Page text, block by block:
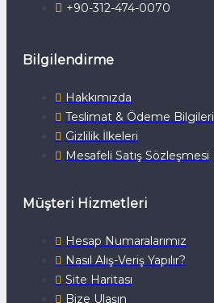
+90-312-474-0070
Bilgilendirme
Hakkımızda
Teslimat & Ödeme Bilgileri
Gizlilik İlkeleri
Mesafeli Satış Sözleşmesi
Müşteri Hizmetleri
Hesap Numaralarımız
Nasıl Alış-Veriş Yapılır?
Site Haritası
Bize Ulaşın